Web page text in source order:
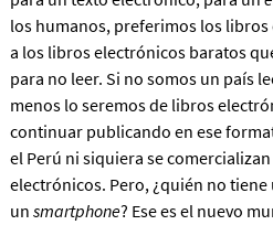
los humanos, preferimos los
a los libros electrónicos baratos
para no leer. Si no somos un país
menos lo seremos de libros
continuar publicando en ese
el Perú ni siquiera se
electrónicos. Pero, ¿quién no tiene
un smartphone? Ese es el nuevo